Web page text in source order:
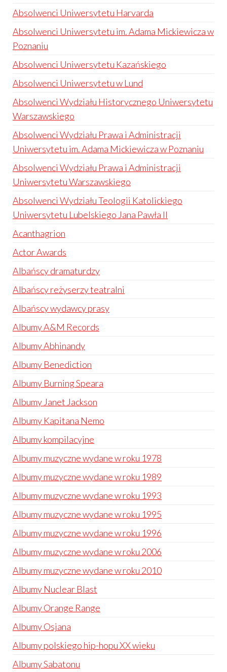
Absolwenci Uniwersytetu Harvarda
Absolwenci Uniwersytetu im. Adama Mickiewicza w
Poznaniu
Absolwenci Uniwersytetu Kazańskiego
Absolwenci Uniwersytetu w Lund
Absolwenci Wydziału Historycznego Uniwersytetu
Warszawskiego
Absolwenci Wydziału Prawa i Administracji
Uniwersytetu im. Adama Mickiewicza w Poznaniu
Absolwenci Wydziału Prawa i Administracji
Uniwersytetu Warszawskiego
Absolwenci Wydziału Teologii Katolickiego
Uniwersytetu Lubelskiego Jana Pawła II
Acanthagrion
Actor Awards
Albańscy dramaturdzy
Albańscy reżyserzy teatralni
Albańscy wydawcy prasy
Albumy A&M Records
Albumy Abhinandy
Albumy Benediction
Albumy Burning Speara
Albumy Janet Jackson
Albumy Kapitana Nemo
Albumy kompilacyjne
Albumy muzyczne wydane w roku 1978
Albumy muzyczne wydane w roku 1989
Albumy muzyczne wydane w roku 1993
Albumy muzyczne wydane w roku 1995
Albumy muzyczne wydane w roku 1996
Albumy muzyczne wydane w roku 2006
Albumy muzyczne wydane w roku 2010
Albumy Nuclear Blast
Albumy Orange Range
Albumy Osjana
Albumy polskiego hip-hopu XX wieku
Albumy Sabatonu